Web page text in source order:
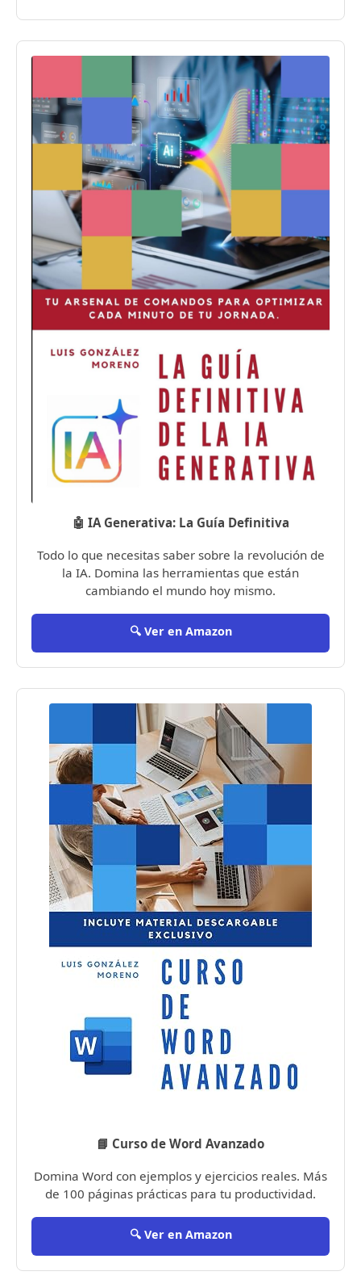
🤖 IA Generativa: La Guía Definitiva
Todo lo que necesitas saber sobre la revolución de
la IA. Domina las herramientas que están
cambiando el mundo hoy mismo.
🔍 Ver en Amazon
📘 Curso de Word Avanzado
Domina Word con ejemplos y ejercicios reales. Más
de 100 páginas prácticas para tu productividad.
🔍 Ver en Amazon